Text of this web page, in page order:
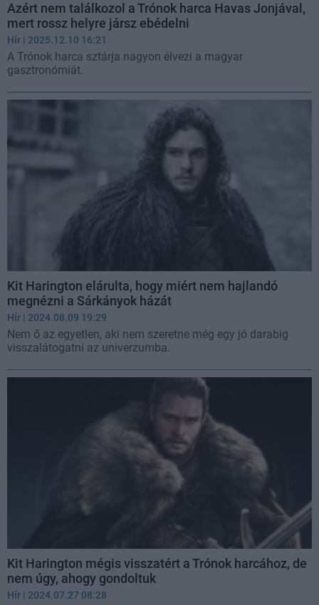
Azért nem találkozol a Trónok harca Havas Jonjával,
mert rossz helyre jársz ebédelni
Hír | 2025.12.10 16:21
A Trónok harca sztárja nagyon élvezi a magyar
gasztronómiát.
Kit Harington elárulta, hogy miért nem hajlandó
megnézni a Sárkányok házát
Hír | 2024.08.09 19:29
Nem ő az egyetlen, aki nem szeretne még egy jó darabig
visszalátogatni az univerzumba.
Kit Harington mégis visszatért a Trónok harcához, de
nem úgy, ahogy gondoltuk
Hír | 2024.07.27 08:28